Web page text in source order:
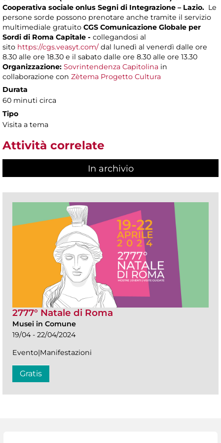
Cooperativa sociale onlus Segni di Integrazione – Lazio. Le
persone sorde possono prenotare anche tramite il servizio
multimediale gratuito CGS Comunicazione Globale per
Sordi di Roma Capitale - collegandosi al
sito https://cgs.veasyt.com/dal lunedì al venerdì dalle ore
8.30 alle ore 18.30 e il sabato dalle ore 8.30 alle ore 13.30
Organizzazione: Sovrintendenza Capitolina in
collaborazione con Zètema Progetto Cultura
Durata
60 minuti circa
Tipo
Visita a tema
Attività correlate
In archivio
2777° Natale di Roma
Musei in Comune
19/04 - 22/04/2024
Evento|Manifestazioni
Gratis